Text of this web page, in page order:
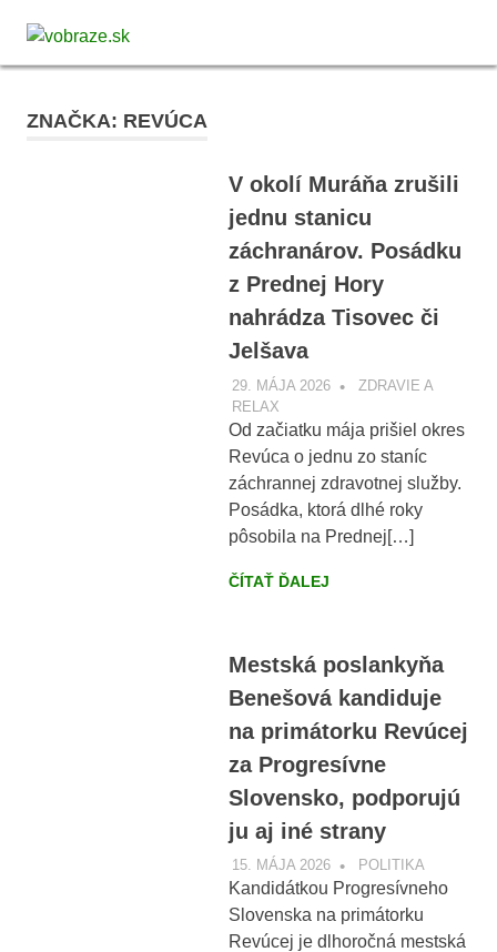
content
Malohontu
ZNAČKA: REVÚCA
V okolí Muráňa zrušili
jednu stanicu
záchranárov. Posádku
z Prednej Hory
nahrádza Tisovec či
Jelšava
29. MÁJA 2026 VOBRAZE.SK
ZDRAVIE A
RELAX
Od začiatku mája prišiel okres
Revúca o jednu zo staníc
záchrannej zdravotnej služby.
Posádka, ktorá dlhé roky
pôsobila na Prednej[…]
ČÍTAŤ ĎALEJ
Mestská poslankyňa
Benešová kandiduje
na primátorku Revúcej
za Progresívne
Slovensko, podporujú
ju aj iné strany
15. MÁJA 2026 VOBRAZE.SK
POLITIKA
Kandidátkou Progresívneho
Slovenska na primátorku
Revúcej je dlhoročná mestská